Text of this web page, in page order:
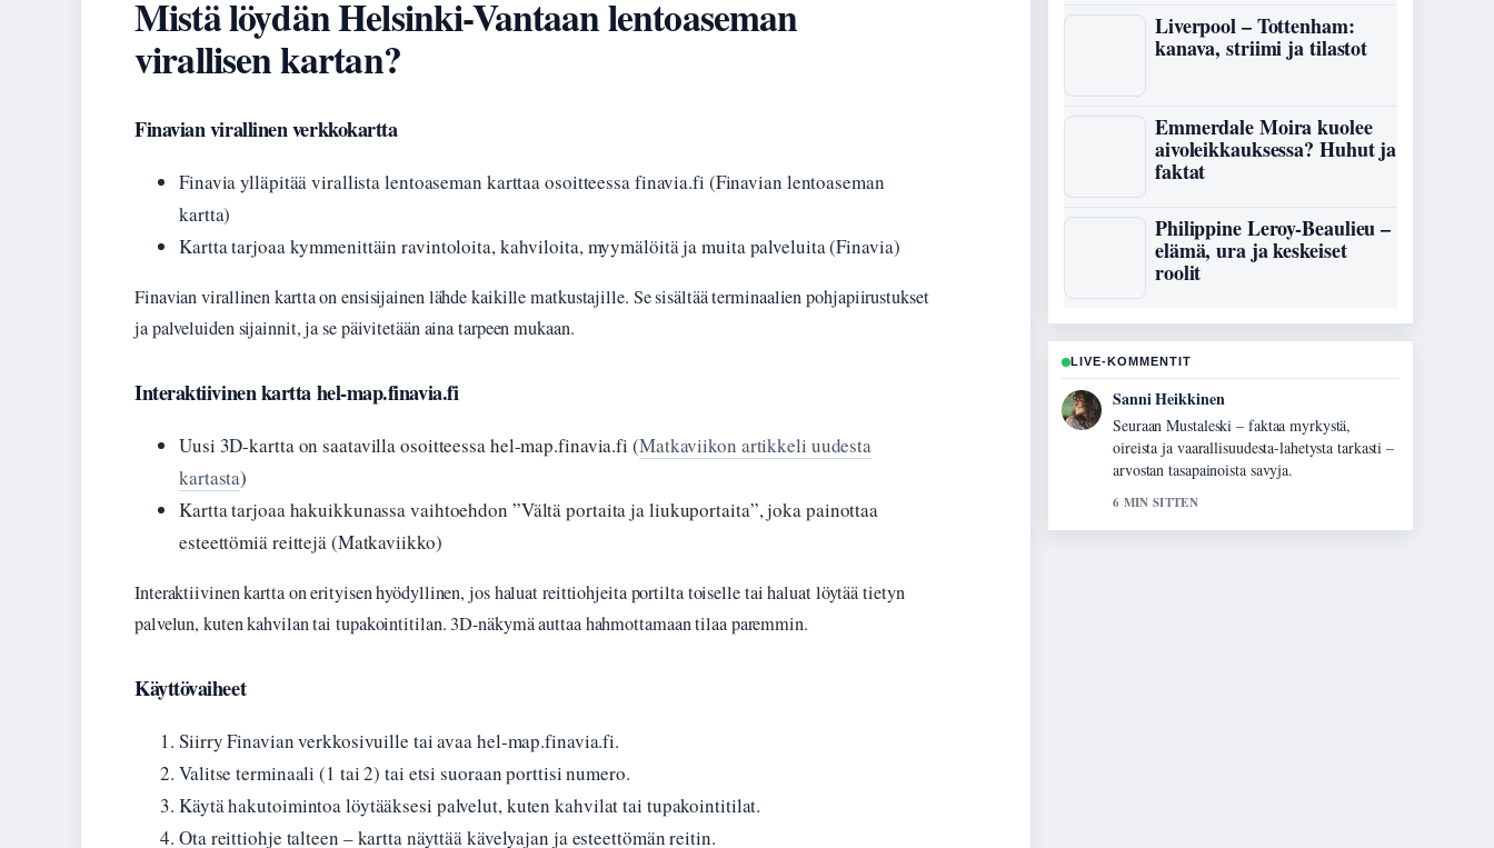
Mistä löydän Helsinki-Vantaan lentoaseman
virallisen kartan?
Finavian virallinen verkkokartta
Finavia ylläpitää virallista lentoaseman karttaa osoitteessa finavia.fi (Finavian lentoaseman
kartta)
Kartta tarjoaa kymmenittäin ravintoloita, kahviloita, myymälöitä ja muita palveluita (Finavia)
Finavian virallinen kartta on ensisijainen lähde kaikille matkustajille. Se sisältää terminaalien pohjapiirustukset
ja palveluiden sijainnit, ja se päivitetään aina tarpeen mukaan.
Interaktiivinen kartta hel-map.finavia.fi
Uusi 3D-kartta on saatavilla osoitteessa hel-map.finavia.fi (Matkaviikon artikkeli uudesta
kartasta)
Kartta tarjoaa hakuikkunassa vaihtoehdon ”Vältä portaita ja liukuportaita”, joka painottaa
esteettömiä reittejä (Matkaviikko)
Interaktiivinen kartta on erityisen hyödyllinen, jos haluat reittiohjeita portilta toiselle tai haluat löytää tietyn
palvelun, kuten kahvilan tai tupakointitilan. 3D-näkymä auttaa hahmottamaan tilaa paremmin.
Käyttövaiheet
Siirry Finavian verkkosivuille tai avaa hel-map.finavia.fi.
Valitse terminaali (1 tai 2) tai etsi suoraan porttisi numero.
Käytä hakutoimintoa löytääksesi palvelut, kuten kahvilat tai tupakointitilat.
Ota reittiohje talteen – kartta näyttää kävelyajan ja esteettömän reitin.
Liverpool – Tottenham:
kanava, striimi ja tilastot
Emmerdale Moira kuolee
aivoleikkauksessa? Huhut ja
faktat
Philippine Leroy-Beaulieu –
elämä, ura ja keskeiset
roolit
LIVE-KOMMENTIT
Mikael Laine
Hyvaa taustoitusta aiheesta Luomen poisto
laserilla – hinta, kesto ja.... Pytkethan taman
livesaikeen ajan tasalla.
8 MIN SITTEN